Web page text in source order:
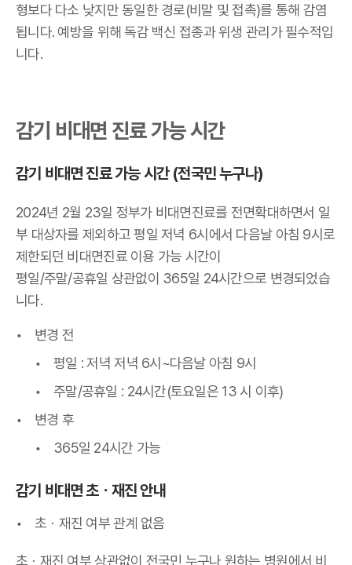
형보다 다소 낮지만 동일한 경로(비말 및 접촉)를 통해 감염
됩니다. 예방을 위해 독감 백신 접종과 위생 관리가 필수적입
니다.
감기 비대면 진료 가능 시간
감기 비대면 진료 가능 시간 (전국민 누구나)
2024년 2월 23일 정부가 비대면진료를 전면확대하면서 일
부 대상자를 제외하고 평일 저녁 6시에서 다음날 아침 9시로
제한되던 비대면진료 이용 가능 시간이
평일/주말/공휴일 상관없이 365일 24시간으로 변경되었습
니다.
변경 전
평일 : 저녁 저녁 6시~다음날 아침 9시
주말/공휴일 : 24시간(토요일은 13 시 이후)
변경 후
365일 24시간 가능
감기 비대면 초ㆍ 재진 안내
초 ㆍ재진 여부 관계 없음
초 ㆍ재진 여부 상관없이 전국민 누구나 원하는 병원에서 비